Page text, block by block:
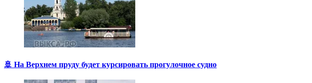
🚢 На Верхнем пруду будет курсировать прогулочное судно